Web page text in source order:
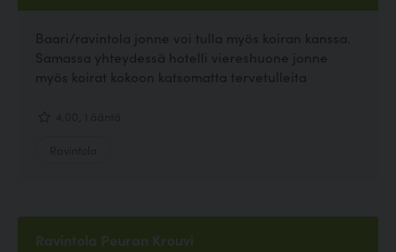
Baari/ravintola jonne voi tulla myös koiran kanssa.
Samassa yhteydessä hotelli viereshuone jonne
myös koirat kokoon katsomatta tervetulleita
Ravintola Peuran Krouvi